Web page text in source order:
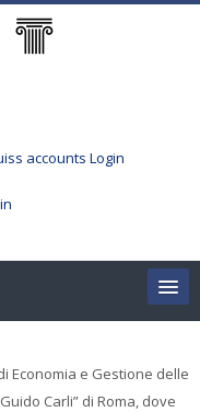
accounts Login
Economia e Gestione delle
Carli” di Roma, dove